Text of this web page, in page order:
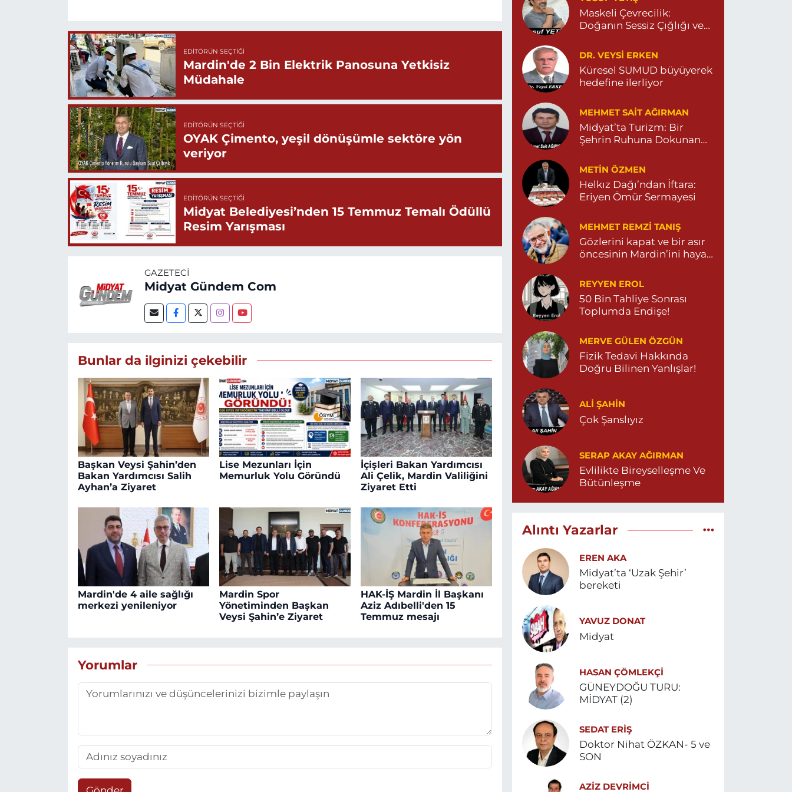
EDITÖRÜN SEÇTIĞI
Mardin'de 2 Bin Elektrik Panosuna Yetkisiz
Müdahale
EDITÖRÜN SEÇTIĞI
OYAK Çimento, yeşil dönüşümle sektöre yön
veriyor
EDITÖRÜN SEÇTIĞI
Midyat Belediyesi’nden 15 Temmuz Temalı Ödüllü
Resim Yarışması
GAZETECI
Midyat Gündem Com
Bunlar da ilginizi çekebilir
Başkan Veysi Şahin’den
Bakan Yardımcısı Salih
Ayhan’a Ziyaret
Lise Mezunları İçin
Memurluk Yolu Göründü
İçişleri Bakan Yardımcısı
Ali Çelik, Mardin Valiliğini
Ziyaret Etti
Mardin'de 4 aile sağlığı
merkezi yenileniyor
Mardin Spor
Yönetiminden Başkan
Veysi Şahin’e Ziyaret
HAK-İŞ Mardin İl Başkanı
Aziz Adıbelli'den 15
Temmuz mesajı
Yorumlar
YENİ MAHALLE 3086 SOKAK NO:2 4 04825413156
0 (482) 541 31 56 Yol Tarifi Al
İlknur Eczanesi
GÜL MAH. VATAN CAD. NO:2A 04825911091
0 (482) 591 10 91 Yol Tarifi Al
Turan Eczanesi
TEPEBAŞI MAHALLE KISMETLİ CADDE NO:59D
SAĞLIK OCAĞI YANI 04823813670
Maskeli Çevrecilik:
Doğanın Sessiz Çığlığı ve
DR. VEYSI ERKEN
Küresel SUMUD büyüyerek
hedefine ilerliyor
MEHMET SAIT AĞIRMAN
Midyat’ta Turizm: Bir
Şehrin Ruhuna Dokunan
METIN ÖZMEN
Helkız Dağı’ndan İftara:
Eriyen Ömür Sermayesi
MEHMET REMZI TANIŞ
Gözlerini kapat ve bir asır
öncesinin Mardin’ini hayal
REYYEN EROL
50 Bin Tahliye Sonrası
Toplumda Endişe!
MERVE GÜLEN ÖZGÜN
Fizik Tedavi Hakkında
Doğru Bilinen Yanlışlar!
ALI ŞAHİN
Çok Şanslıyız
SERAP AKAY AĞIRMAN
Evlilikte Bireyselleşme Ve
Bütünleşme
Alıntı Yazarlar
EREN AKA
Midyat’ta ‘Uzak Şehir’
bereketi
YAVUZ DONAT
Midyat
HASAN ÇÖMLEKÇİ
GÜNEYDOĞU TURU:
MİDYAT (2)
SEDAT ERİŞ
Doktor Nihat ÖZKAN- 5 ve
SON
AZIZ DEVRIMCI